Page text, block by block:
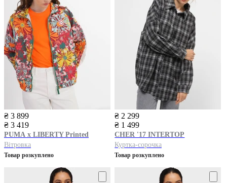
₴ 3 899
₴ 3 419
PUMA x LIBERTY Printed
Вітровка
Товар розкуплено
₴ 2 299
₴ 1 499
CHER '17 INTERTOP
Куртка-сорочка
Товар розкуплено